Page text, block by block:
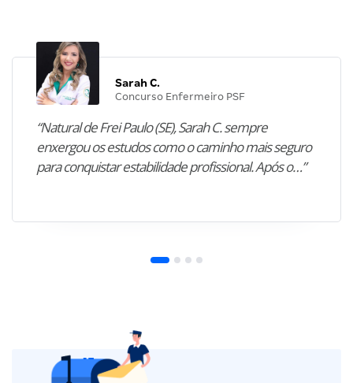
Sarah C.
Concurso Enfermeiro PSF
“Natural de Frei Paulo (SE), Sarah C. sempre
enxergou os estudos como o caminho mais seguro
para conquistar estabilidade profissional. Após o…”